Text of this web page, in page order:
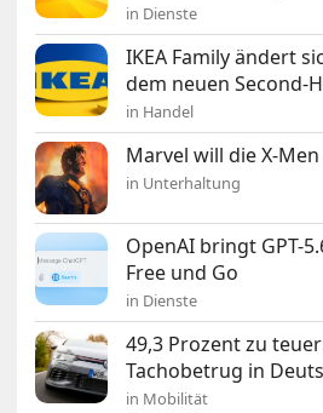
in Dienste
IKEA Family ändert
dem neuen Second-
in Handel
Marvel will die X-
in Unterhaltung
OpenAI bringt GPT-
Free und Go
in Dienste
49,3 Prozent zu
Tachobetrug in
in Mobilität